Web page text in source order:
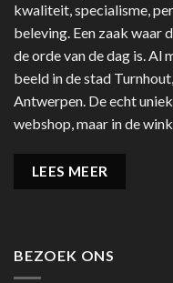
kwaliteit, specialisme,
beleving. Een zaak waar
de orde van de dag is. Al
beeld in de stad
Antwerpen. De echt
webshop, maar in de
LEES MEER
BEZOEK ONS